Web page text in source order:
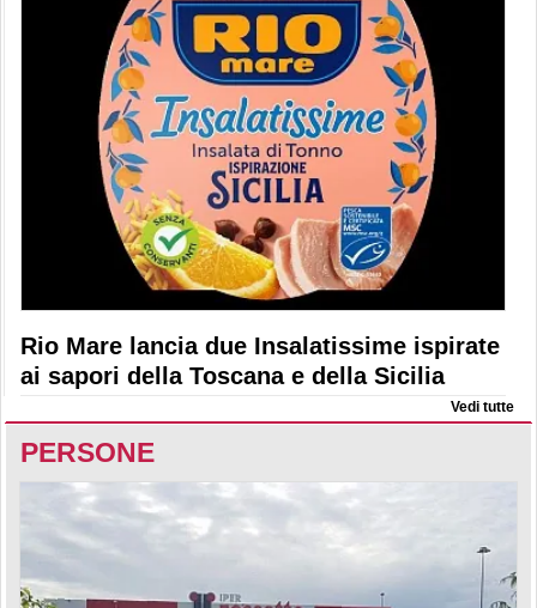
Rio Mare lancia due Insalatissime ispirate
ai sapori della Toscana e della Sicilia
Vedi tutte
PERSONE